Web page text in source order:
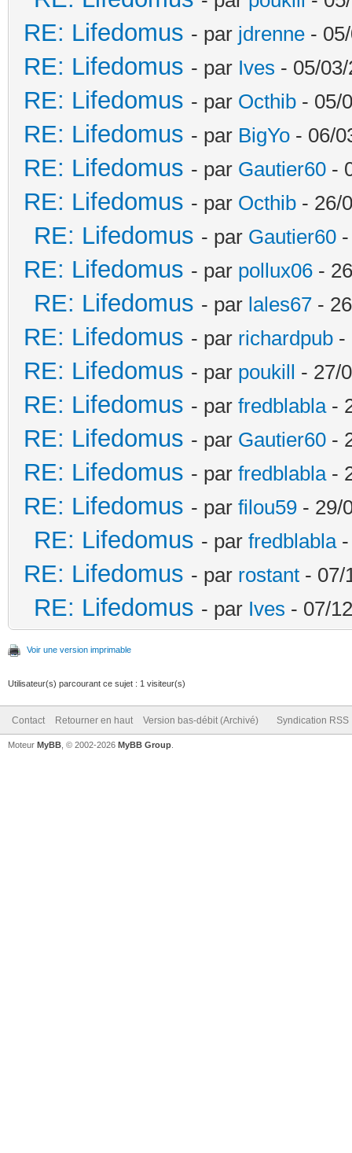
RE: Lifedomus - par jdrenne -
RE: Lifedomus - par Ives - 05/
RE: Lifedomus - par Octhib - 05/
RE: Lifedomus - par BigYo - 06/
RE: Lifedomus - par Gautier60 -
RE: Lifedomus - par Octhib - 26/
RE: Lifedomus - par Gautier60
RE: Lifedomus - par pollux06 -
RE: Lifedomus - par lales67 -
RE: Lifedomus - par richardpub -
RE: Lifedomus - par poukill - 27/
RE: Lifedomus - par fredblabla-
RE: Lifedomus - par Gautier60 -
RE: Lifedomus - par fredblabla-
RE: Lifedomus - par filou59 - 29/
RE: Lifedomus - par fredblabla-
RE: Lifedomus - par rostant - 07/
RE: Lifedomus - par Ives - 07/
Voir une version imprimable
Utilisateur(s) parcourant ce sujet : 1 visiteur(s)
Contact Retourner en haut Version bas-débit (Archivé) Syndication RSS
Moteur MyBB , © 2002-2026 MyBB Group